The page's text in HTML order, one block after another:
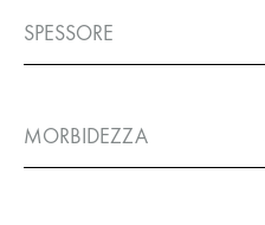
SPESSORE
MORBIDEZZA